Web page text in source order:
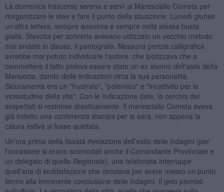
La domenica trascorse serena e servì al Maresciallo Cometa per
riorganizzare le idee e fare il punto della situazione. Lunedì giunse
un’altra lettera, sempre anonima e sempre nella stessa busta
gialla. Stavolta per scriverla avevano utilizzato un vecchio metodo
mai andato in disuso, il pantografo. Nessuna perizia calligrafica
avrebbe mai potuto individuare l'autore, che ipotizzava che a
commettere il fatto poteva essere stato un ex alunno dell'asilo della
Mariuccia, dando delle indicazioni circa la sua personalità.
Sicuramente era un "frustrato", "polemico" e "incattivito per le
vicissitudine della vita". Con le indicazione date, la cerchia dei
sospettati si restrinse drasticamente. Il maresciallo Cometa aveva
già indetto una conferenza stampa per la sera, non appena la
calura estiva si fosse quietata.
Un'ora prima della fissata rivelazione dell'esito delle indagini (per
l'occasione si erano scomodati anche il Comandante Provinciale e
un delegato di quello Regionale), una telefonata interruppe
quell'aria di soddisfazione che circolava per avere messo un punto
fermo alla imminente conclusione delle indagini. Il gelo piombò